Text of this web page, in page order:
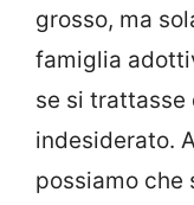
grosso, ma
famiglia
se si trattasse
indesiderato.
possiamo che